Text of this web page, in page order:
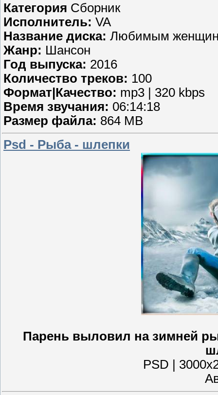
Категория Сборник
Исполнитель: VA
Название диска: Любимым
Жанр: Шансон
Год выпуска: 2016
Количество треков: 100
Формат|Качество: mp3 | 320 kbps
Время звучания: 06:14:18
Размер файла: 864 MB
Psd - Рыба - шлепки
Парень выловил на зимней
PSD |